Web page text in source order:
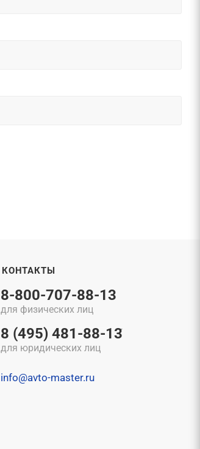
КОНТАКТЫ
8-800-707-88-13
для физических лиц
8 (495) 481-88-13
для юридических лиц
info@avto-master.ru